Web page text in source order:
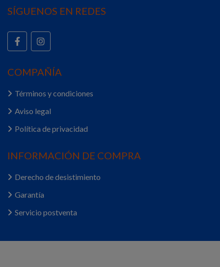
SÍGUENOS EN REDES
COMPAÑÍA
Términos y condiciones
Aviso legal
Política de privacidad
INFORMACIÓN DE COMPRA
Derecho de desistimiento
Garantía
Servicio postventa